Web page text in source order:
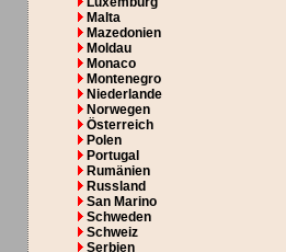
Malta
Mazedonien
Moldau
Monaco
Montenegro
Niederlande
Norwegen
Österreich
Polen
Portugal
Rumänien
Russland
San Marino
Schweden
Schweiz
Serbien